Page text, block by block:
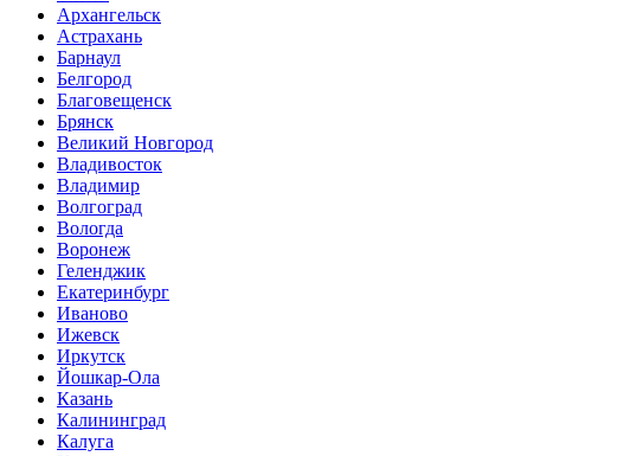
Архангельск
Астрахань
Барнаул
Белгород
Благовещенск
Брянск
Великий Новгород
Владивосток
Владимир
Волгоград
Вологда
Воронеж
Геленджик
Екатеринбург
Иваново
Ижевск
Иркутск
Йошкар-Ола
Казань
Калининград
Калуга